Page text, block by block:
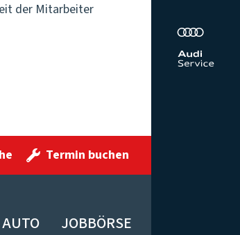
der Mitarbeiter
Termin buchen
JOBBÖRSE